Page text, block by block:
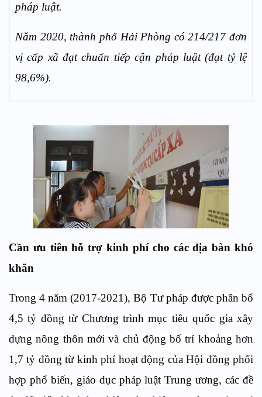
pháp luật.
Năm 2020, thành phố Hải Phòng có 214/217 đơn
vị cấp xã đạt chuẩn tiếp cận pháp luật (đạt tỷ lệ
98,6%).
Cần ưu tiên hỗ trợ kinh phí cho các địa bàn khó
khăn
Trong 4 năm (2017-2021), Bộ Tư pháp được phân bổ
4,5 tỷ đồng từ Chương trình mục tiêu quốc gia xây
dựng nông thôn mới và chủ động bố trí khoảng hơn
1,7 tỷ đồng từ kinh phí hoạt động của Hội đồng phối
hợp phổ biến, giáo dục pháp luật Trung ương, các đề